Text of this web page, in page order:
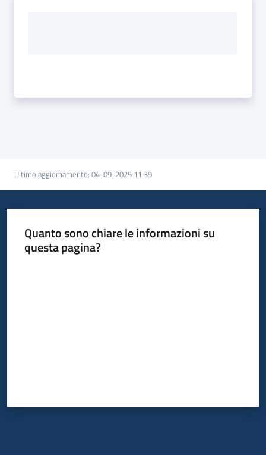
Ultimo aggiornamento: 04-09-2025 11:39
Quanto sono chiare le informazioni su
questa pagina?